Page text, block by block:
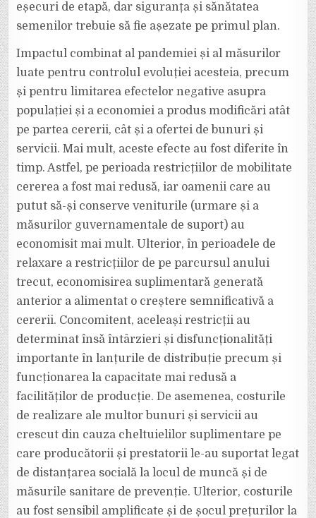
eșecuri de etapă, dar siguranța și sănătatea
semenilor trebuie să fie așezate pe primul plan.
Impactul combinat al pandemiei și al măsurilor
luate pentru controlul evoluției acesteia, precum
și pentru limitarea efectelor negative asupra
populației și a economiei a produs modificări atât
pe partea cererii, cât și a ofertei de bunuri și
servicii. Mai mult, aceste efecte au fost diferite în
timp. Astfel, pe perioada restricțiilor de mobilitate
cererea a fost mai redusă, iar oamenii care au
putut să-și conserve veniturile (urmare și a
măsurilor guvernamentale de suport) au
economisit mai mult. Ulterior, în perioadele de
relaxare a restricțiilor de pe parcursul anului
trecut, economisirea suplimentară generată
anterior a alimentat o creștere semnificativă a
cererii. Concomitent, aceleași restricții au
determinat însă întârzieri și disfuncționalități
importante în lanțurile de distribuție precum și
funcționarea la capacitate mai redusă a
facilităților de producție. De asemenea, costurile
de realizare ale multor bunuri și servicii au
crescut din cauza cheltuielilor suplimentare pe
care producătorii și prestatorii le-au suportat legat
de distanțarea socială la locul de muncă și de
măsurile sanitare de prevenție. Ulterior, costurile
au fost sensibil amplificate și de șocul prețurilor la